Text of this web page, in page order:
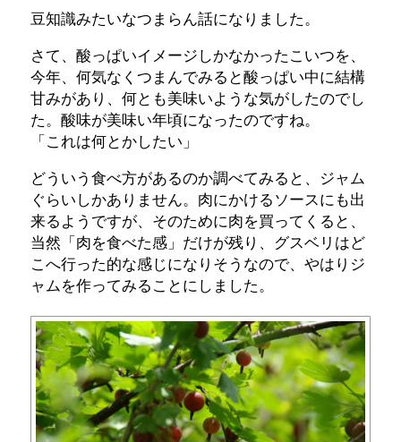
豆知識みたいなつまらん話になりました。
さて、酸っぱいイメージしかなかったこいつを、
今年、何気なくつまんでみると酸っぱい中に結構
甘みがあり、何とも美味いような気がしたのでし
た。酸味が美味い年頃になったのですね。
「これは何とかしたい」
どういう食べ方があるのか調べてみると、ジャム
ぐらいしかありません。肉にかけるソースにも出
来るようですが、そのために肉を買ってくると、
当然「肉を食べた感」だけが残り、グスベリはど
こへ行った的な感じになりそうなので、やはりジ
ャムを作ってみることにしました。